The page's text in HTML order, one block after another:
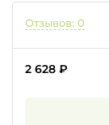
Отзывов: 0
2 628 ₽